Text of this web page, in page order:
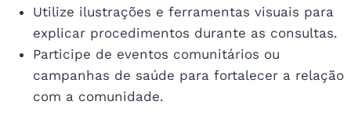
Utilize ilustrações e ferramentas visuais para
explicar procedimentos durante as consultas.
Participe de eventos comunitários ou
campanhas de saúde para fortalecer a relação
com a comunidade.